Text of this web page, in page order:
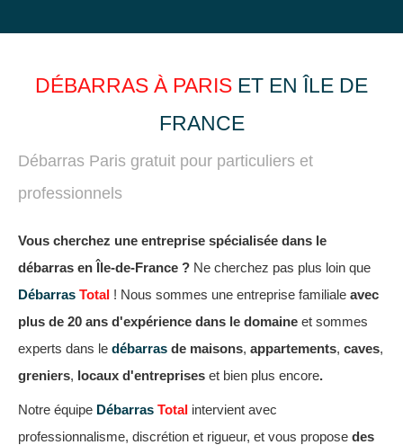
DÉBARRAS À PARIS ET EN ÎLE DE
FRANCE
Débarras Paris gratuit pour particuliers et
professionnels
Vous cherchez une entreprise spécialisée dans le
débarras en Île-de-France ? Ne cherchez pas plus loin que
Débarras Total ! Nous sommes une entreprise familiale avec
plus de 20 ans d'expérience dans le domaine et sommes
experts dans le débarras de maisons, appartements, caves,
greniers, locaux d'entreprises et bien plus encore.
Notre équipe Débarras Total intervient avec
professionnalisme, discrétion et rigueur, et vous propose des